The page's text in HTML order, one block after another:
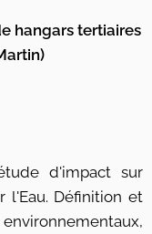
hangars tertiaires
d'impact sur
l'Eau. Définition et